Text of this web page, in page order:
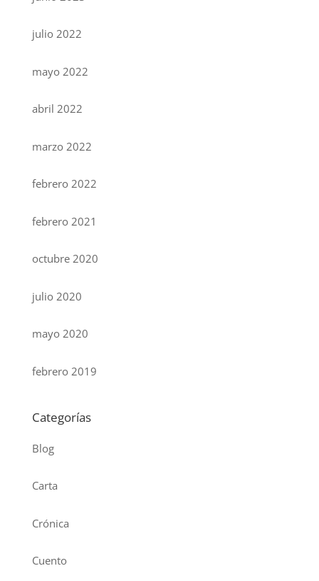
julio 2022
mayo 2022
abril 2022
marzo 2022
febrero 2022
febrero 2021
octubre 2020
julio 2020
mayo 2020
febrero 2019
Categorías
Blog
Carta
Crónica
Cuento